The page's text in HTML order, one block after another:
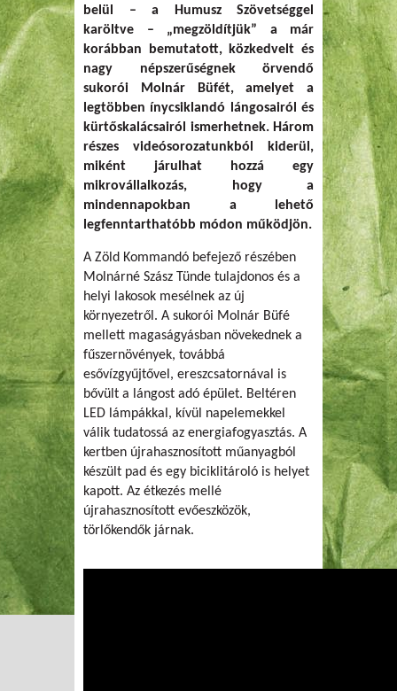
belül – a Humusz Szövetséggel
karöltve – „megzöldítjük” a már
korábban bemutatott, közkedvelt és
nagy népszerűségnek örvendő
sukorói Molnár Büfét, amelyet a
legtöbben ínycsiklandó lángosairól és
kürtőskalácsairól ismerhetnek. Három
részes videósorozatunkból kiderül,
miként járulhat hozzá egy
mikrovállalkozás, hogy a
mindennapokban a lehető
legfenntarthatóbb módon működjön.
A Zöld Kommandó befejező részében
Molnárné Szász Tünde tulajdonos és a
helyi lakosok mesélnek az új
környezetről. A sukorói Molnár Büfé
mellett magaságyásban növekednek a
fűszernövények, továbbá
esővízgyűjtővel, ereszcsatornával is
bővült a lángost adó épület. Beltéren
LED lámpákkal, kívül napelemekkel
válik tudatossá az energiafogyasztás. A
kertben újrahasznosított műanyagból
készült pad és egy biciklitároló is helyet
kapott. Az étkezés mellé
újrahasznosított evőeszközök,
törlőkendők járnak.